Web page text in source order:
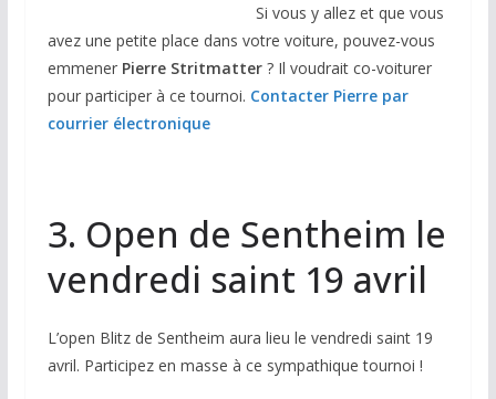
Si vous y allez et que vous
avez une petite place dans votre voiture, pouvez-vous
emmener Pierre Stritmatter? Il voudrait co-voiturer
pour participer à ce tournoi. Contacter Pierre par
courrier électronique
3. Open de Sentheim le
vendredi saint 19 avril
L’open Blitz de Sentheim aura lieu le vendredi saint 19
avril. Participez en masse à ce sympathique tournoi !